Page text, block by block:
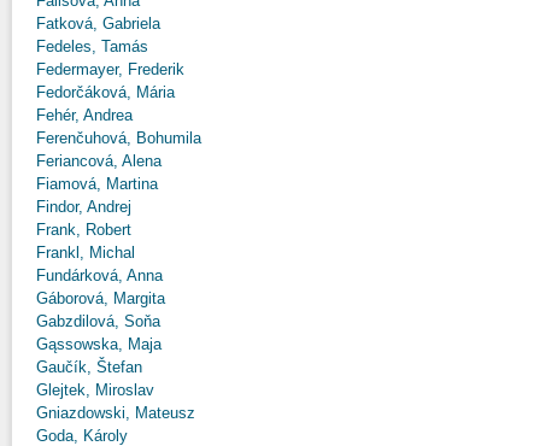
Fatková, Gabriela
Fedeles, Tamás
Federmayer, Frederik
Fedorčáková, Mária
Fehér, Andrea
Ferenčuhová, Bohumila
Feriancová, Alena
Fiamová, Martina
Findor, Andrej
Frank, Robert
Frankl, Michal
Fundárková, Anna
Gáborová, Margita
Gabzdilová, Soňa
Gąssowska, Maja
Gaučík, Štefan
Glejtek, Miroslav
Gniazdowski, Mateusz
Goda, Károly